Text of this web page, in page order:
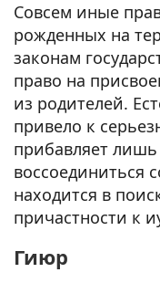
Совсем иные
рожденных на
законам
право на
из родителей.
привело к
прибавляет
воссоединиться
находится в
причастности к
Гиюр